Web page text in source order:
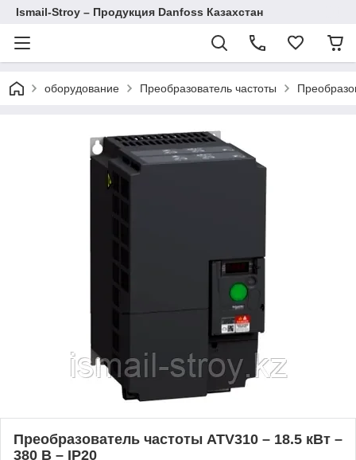
Ismail-Stroy – Продукция Danfoss Казахстан
оборудование Преобразователь частоты
Преобразователь частоты ATV310 – 18.5 кВт –
380 В – IP20